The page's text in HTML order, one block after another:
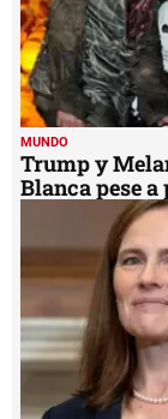
MUNDO
Trump y
Blanca pese